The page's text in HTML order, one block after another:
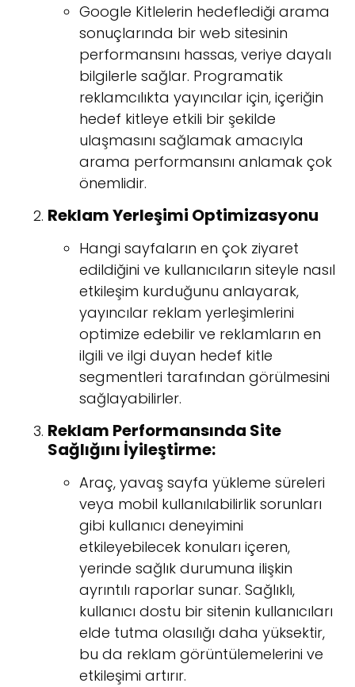
Google Kitlelerin hedeflediği arama
sonuçlarında bir web sitesinin
performansını hassas, veriye dayalı
bilgilerle sağlar. Programatik
reklamcılıkta yayıncılar için, içeriğin
hedef kitleye etkili bir şekilde
ulaşmasını sağlamak amacıyla
arama performansını anlamak çok
önemlidir.
Reklam Yerleşimi Optimizasyonu
Hangi sayfaların en çok ziyaret
edildiğini ve kullanıcıların siteyle nasıl
etkileşim kurduğunu anlayarak,
yayıncılar reklam yerleşimlerini
optimize edebilir ve reklamların en
ilgili ve ilgi duyan hedef kitle
segmentleri tarafından görülmesini
sağlayabilirler.
Reklam Performansında Site
Sağlığını İyileştirme:
Araç, yavaş sayfa yükleme süreleri
veya mobil kullanılabilirlik sorunları
gibi kullanıcı deneyimini
etkileyebilecek konuları içeren,
yerinde sağlık durumuna ilişkin
ayrıntılı raporlar sunar. Sağlıklı,
kullanıcı dostu bir sitenin kullanıcıları
elde tutma olasılığı daha yüksektir,
bu da reklam görüntülemelerini ve
etkileşimi artırır.